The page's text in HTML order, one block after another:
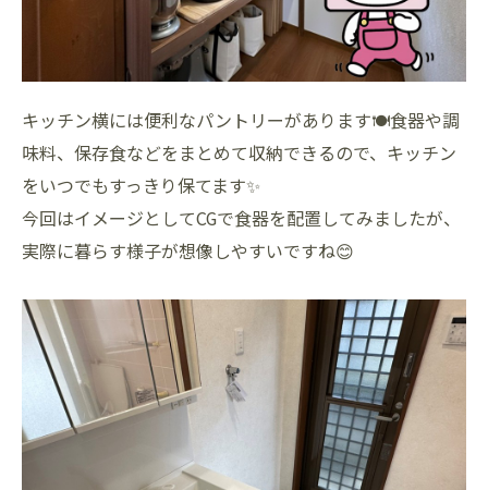
キッチン横には便利なパントリーがあります🍽️食器や調
味料、保存食などをまとめて収納できるので、キッチン
をいつでもすっきり保てます✨
今回はイメージとしてCGで食器を配置してみましたが、
実際に暮らす様子が想像しやすいですね😊